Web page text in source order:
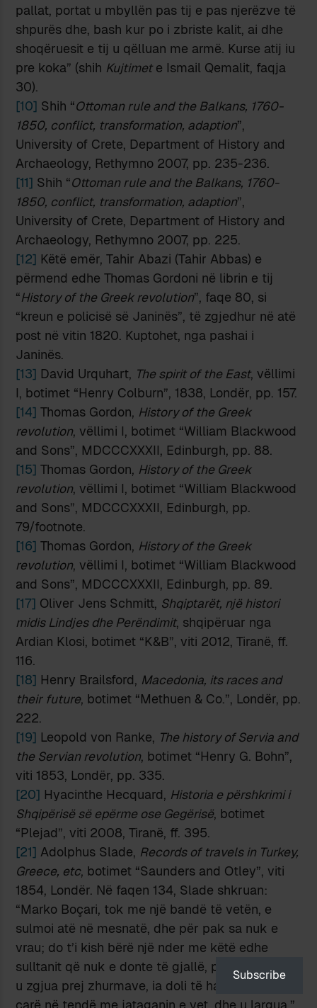
pallat, portat u mbyllën pas tij e pas njerëzve të
shpurës dhe, bash kur po i zbriste kalit, ai dhe
shoqëruesit e tij u qëlluan me armë. Kurse atij iu
pre koka” (shih Kujtimete Ismail Qemalit, faqja
30).
[10] Shih “Ottoman rule and the Balkans, 1760-
1850, conflict, transformation, adaption”,
University of Crete, Department of History and
Archaeology, Rethymno 2007, pp. 235-236.
[11] Shih “Ottoman rule and the Balkans, 1760-
1850, conflict, transformation, adaption”,
University of Crete, Department of History and
Archaeology, Rethymno 2007, pp. 225.
[12] Këtë emër, Tahir Abazi (Tahir Abbas) e
përmend edhe Thomas Gordoni në librin e tij
“History of the Greek revolution”, faqe 80, si
“kreun e policisë së Janinës”, të zgjedhur në atë
post në vitin 1820. Kuptohet, nga pashai i
Janinës.
[13] David Urquhart, The spirit of the East, vëllimi
I, botimet “Henry Colburn”, 1838, Londër, pp. 157.
[14] Thomas Gordon, History of the Greek
revolution, vëllimi I, botimet “William Blackwood
and Sons”, MDCCCXXXII, Edinburgh, pp. 88.
[15] Thomas Gordon, History of the Greek
revolution, vëllimi I, botimet “William Blackwood
and Sons”, MDCCCXXXII, Edinburgh, pp.
79/footnote.
[16] Thomas Gordon, History of the Greek
revolution, vëllimi I, botimet “William Blackwood
and Sons”, MDCCCXXXII, Edinburgh, pp. 89.
[17] Oliver Jens Schmitt, Shqiptarët, një histori
midis Lindjes dhe Perëndimit, shqipëruar nga
Ardian Klosi, botimet “K&B”, viti 2012, Tiranë, ff.
116.
[18] Henry Brailsford, Macedonia, its races and
their future, botimet “Methuen & Co.”, Londër, pp.
222.
[19] Leopold von Ranke, The history of Servia and
the Servian revolution, botimet “Henry G. Bohn”,
viti 1853, Londër, pp. 335.
[20] Hyacinthe Hecquard, Historia e përshkrimi i
Shqipërisë së epërme ose Gegërisë, botimet
“Plejad”, viti 2008, Tiranë, ff. 395.
[21] Adolphus Slade, Records of travels in Turkey,
Greece, etc, botimet “Saunders and Otley”, viti
1854, Londër. Në faqen 134, Slade shkruan:
“Marko Boçari, tok me një bandë të vetën, e
sulmoi atë në mesnatë, dhe për pak sa nuk e
vrau; do t’i kish bërë një nder me këtë edhe
sulltanit që nuk e donte të gjallë, por pashai, që
u zgjua prej zhurmave, ia doli të hapte një të
Subscribe